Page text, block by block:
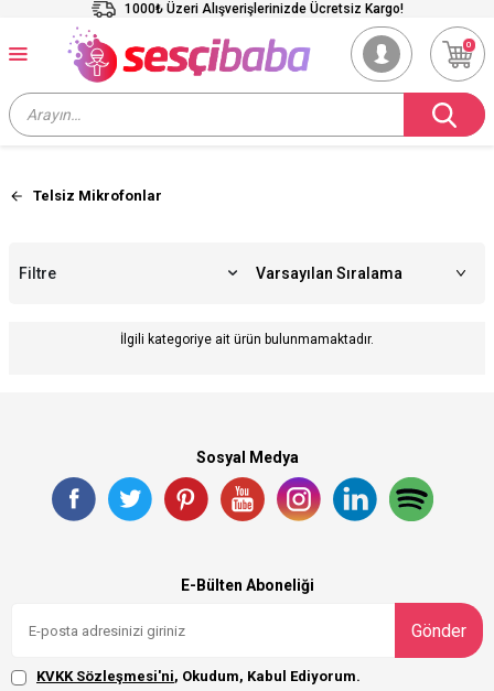
1000₺ Üzeri Alışverişlerinizde Ücretsiz Kargo!
0
Telsiz Mikrofonlar
Filtre
İlgili kategoriye ait ürün bulunmamaktadır.
Sosyal Medya
E-Bülten Aboneliği
Gönder
KVKK Sözleşmesi'ni, Okudum, Kabul Ediyorum.